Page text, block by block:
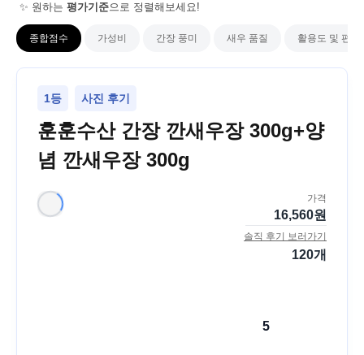
✨ 원하는 평가기준으로 정렬해보세요!
종합점수 가성비 간장 풍미 새우 품질 활용도 및 편의
1등 사진 후기
훈훈수산 간장 깐새우장 300g+양
념 깐새우장 300g
가격
16,560원
솔직 후기 보러가기
120개
5